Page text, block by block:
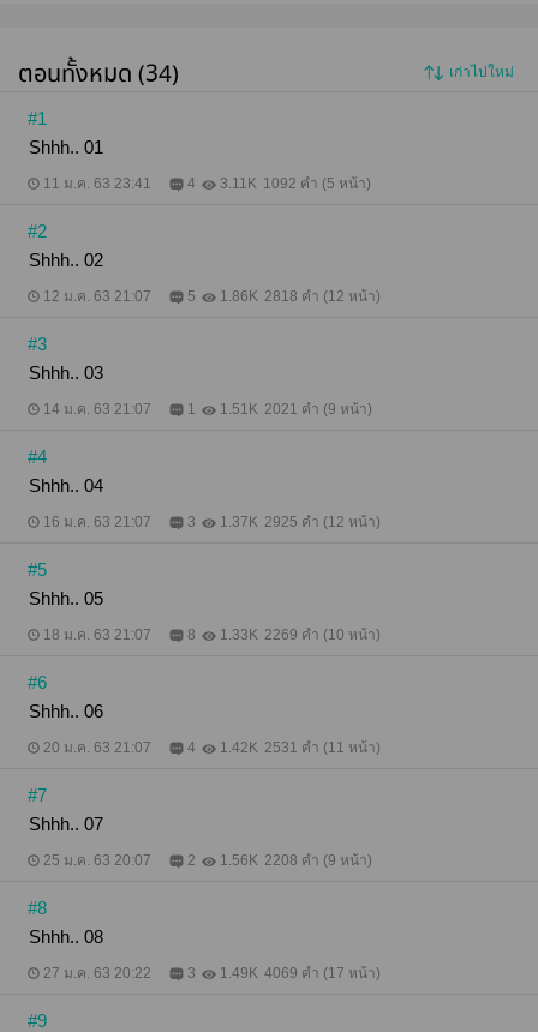
ตอนทั้งหมด (34) เก่าไปใหม่
#1
Shhh.. 01
11 ม.ค. 63 23:41 4 3.11K 1092 คำ (5 หน้า)
#2
Shhh.. 02
12 ม.ค. 63 21:07 5 1.86K 2818 คำ (12 หน้า)
#3
Shhh.. 03
14 ม.ค. 63 21:07 1 1.51K 2021 คำ (9 หน้า)
#4
Shhh.. 04
16 ม.ค. 63 21:07 3 1.37K 2925 คำ (12 หน้า)
#5
Shhh.. 05
18 ม.ค. 63 21:07 8 1.33K 2269 คำ (10 หน้า)
#6
Shhh.. 06
20 ม.ค. 63 21:07 4 1.42K 2531 คำ (11 หน้า)
#7
Shhh.. 07
25 ม.ค. 63 20:07 2 1.56K 2208 คำ (9 หน้า)
#8
Shhh.. 08
27 ม.ค. 63 20:22 3 1.49K 4069 คำ (17 หน้า)
#9